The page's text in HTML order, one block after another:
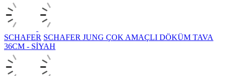
SCHAFER SCHAFER JUNG ÇOK AMAÇLI DÖKÜM TAVA
36CM - SİYAH